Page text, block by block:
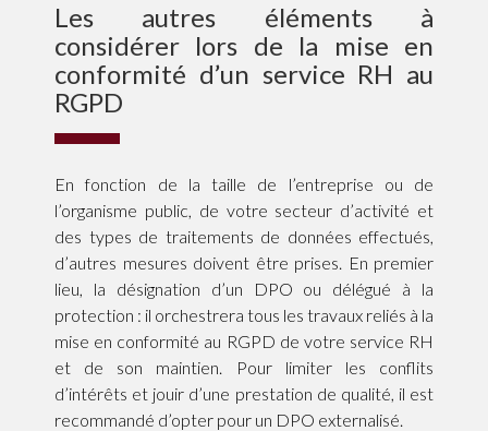
Les autres éléments à
considérer lors de la mise en
conformité d’un service RH au
RGPD
En fonction de la taille de l’entreprise ou de
l’organisme public, de votre secteur d’activité et
des types de traitements de données effectués,
d’autres mesures doivent être prises. En premier
lieu, la désignation d’un DPO ou délégué à la
protection : il orchestrera tous les travaux reliés à la
mise en conformité au RGPD de votre service RH
et de son maintien. Pour limiter les conflits
d’intérêts et jouir d’une prestation de qualité, il est
recommandé d’opter pour un DPO externalisé.